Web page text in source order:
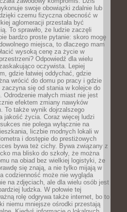
swoje obowiązki zdalnie lub
czemu fizyczna obecność w
aglomeracji przestała być
To sprawiło, że ludzie zaczęli
bardzo proste pytanie: skoro mogę
miejsca, to dlaczego mam
wysoką cenę za życie w
Odpowiedź dla wielu
oczywista. Lepiej
gdzie łatwiej oddychać, gdzie
wrócić do domu po pracy i gdzie
zaczyna się od stania w kolejce do
Odrodzenie małych miast nie jest
efektem zmiany nawyków
To także wynik dojrzalszego
jakość życia. Coraz więcej ludzi
nie polega wyłącznie na
liczbie modnych lokali w
i dostępie do prestiżowych
bywa też cichy. Bywa związany z
ma blisko do szkoły, że można
na obiad bez wielkiej logistyki, że
się znają, a nie tylko mijają w
codzienność może nie wygląda
na zdjęciach, ale dla wielu osób jest
ludzka. W połowie tej
rolę odgrywa także internet, bo to
niemu mniejsze ośrodki przestają